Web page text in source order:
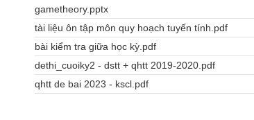
gametheory.pptx
tài liệu ôn tập môn quy hoạch tuyến tính.pdf
bài kiểm tra giữa học kỳ.pdf
dethi_cuoiky2 - dstt + qhtt 2019-2020.pdf
qhtt de bai 2023 - kscl.pdf